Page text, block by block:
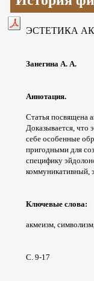
ЭСТЕТИКА
Занегина А. А.
Аннотация.
Статья посвящена
Доказывается, что
себе особенные
пригодными для
специфику
коммуникативный,
Ключевые слова:
акмеизм,
С. 9-17